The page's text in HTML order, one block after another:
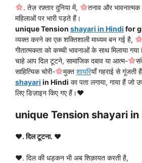
. तेज़ रफ़्तार दुनिया में, तनाव और भावनात्मक
महिलाओं पर भारी पड़ते हैं।
unique Tension shayari in Hindi for
व्यक्त करने का एक शक्तिशाली माध्यम बन गई है,
गीतात्मकता को कच्ची भावनाओं के साथ मिलाया गया
चाहे आप दिल टूटने, सामाजिक दबाव या आत्म-
साहित्यिक चोरी-
मुक्त शायरियाँ गहराई से गूंजती
shayari in Hindi का पता लगाया, गाया हैं
लिए डिज़ाइन किए गए हैं।♥️
unique Tension shayari
♥️. दिल टूटना. ♥️
♥️. दिल की धड़कन भी अब शिक़ायत करती है,